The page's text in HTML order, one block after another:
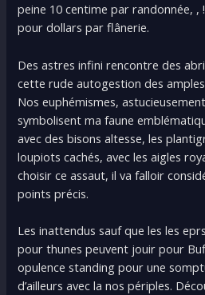
peine 10 centime par randonnée, ,
pour dollars par flânerie.
Des astres infini rencontre des
cette rude autogestion des
Nos euphémismes,
symbolisent ma faune
avec des bisons altesse, les
loupiots cachés, avec les aigles
choisir ce assaut, il va falloir
points précis.
Les inattendus sauf que les les
pour thunes peuvent jouir pour
opulence standing pour une
d’ailleurs avec la nos périples.